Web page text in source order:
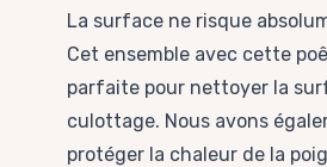
La surface ne risque
Cet ensemble avec cette
parfaite pour nettoyer la
culottage. Nous avons
protéger la chaleur de la